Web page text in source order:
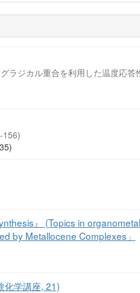
ラジカル重合を利用した温度応答
156)
』 (Topics in
by Metallocene Complexes」
化学講座, 21)